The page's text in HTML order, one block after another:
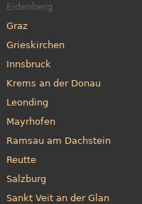
Eidenberg
Graz
Grieskirchen
Innsbruck
Krems an der Donau
Leonding
Mayrhofen
Ramsau am Dachstein
Reutte
Salzburg
Sankt Veit an der Glan